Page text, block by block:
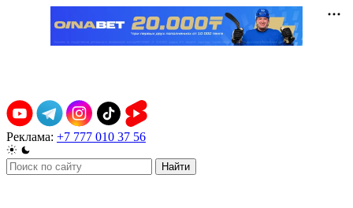
Реклама: +7 777 010 37 56
Найти